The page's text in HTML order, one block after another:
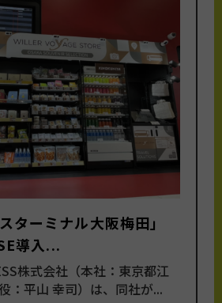
ターミナル大阪梅田」
導入...
株式会社（本社：東京都江
：平山 幸司）は、同社が...